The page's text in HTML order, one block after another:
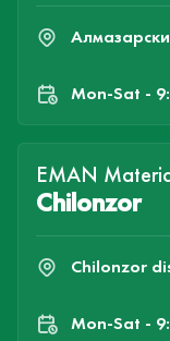
Mon-Sat -
EMAN
Chilonzor
Chilonzor
Mon-Sat -